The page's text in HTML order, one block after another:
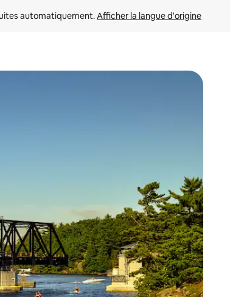
automatiquement. Afficher la langue d'origine
les parcourir ou en appuyant et en faisant glisser.